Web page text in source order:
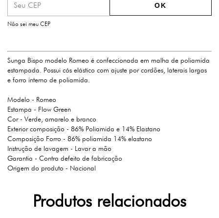
OK
Não sei meu CEP
Sunga Bispo modelo Romeo é confeccionada em malha de poliamida
estampada. Possui cós elástico com ajuste por cordões, laterais largas
e forro interno de poliamida.
Modelo - Romeo
Estampa - Flow Green
Cor - Verde, amarelo e branco
Exterior composição - 86% Poliamida e 14% Elastano
Composição Forro - 86% poliamida 14% elastano
Instrução de lavagem - Lavar a mão
Garantia - Contra defeito de fabricação
Origem do produto - Nacional
Produtos relacionados